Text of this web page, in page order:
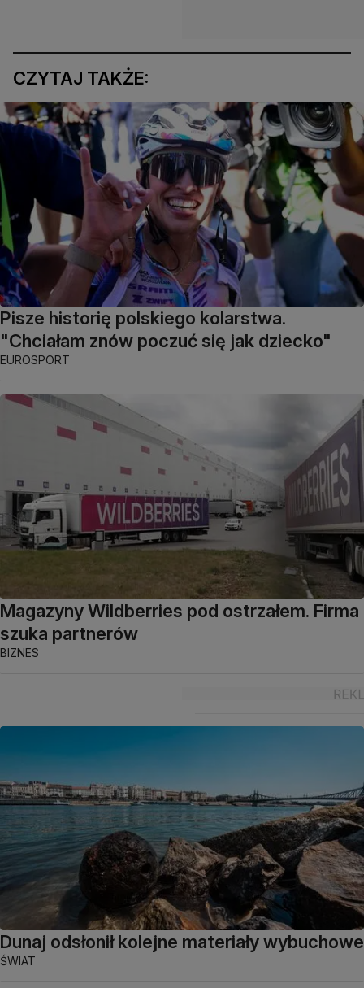
CZYTAJ TAKŻE:
Pisze historię polskiego kolarstwa.
"Chciałam znów poczuć się jak dziecko"
EUROSPORT
Magazyny Wildberries pod ostrzałem. Firma
szuka partnerów
BIZNES
Dunaj odsłonił kolejne materiały wybuchowe
ŚWIAT